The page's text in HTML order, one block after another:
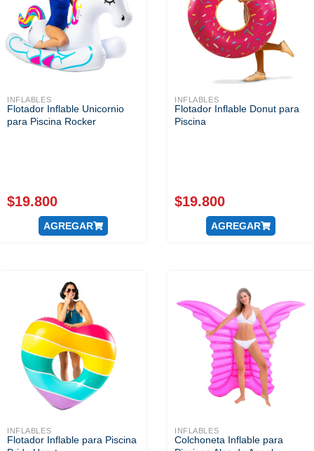
INFLABLES
Flotador Inflable Unicornio
para Piscina Rocker
$19.800
AGREGAR
INFLABLES
Flotador Inflable Donut para
Piscina
$19.800
AGREGAR
INFLABLES
Flotador Inflable para Piscina
INFLABLES
Colchoneta Inflable para